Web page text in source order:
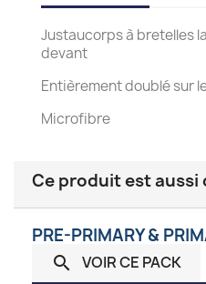
Justaucorps à bretelles
devant
Entièrement doublé sur
Microfibre
Ce produit est aussi
PRE-PRIMARY &
 VOIR CE PACK